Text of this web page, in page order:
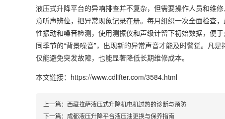
液压式升降平台的异响排查并不复杂，但需要操作人员和维
意听声辨位，把异常现象记录在册。每月组织一次全面检查
性振动和噪音检测，使用测振仪和声级计留下初始数据，便
同季节的“背景噪音”，出现新的异常声音才能及时警觉。凡
仅能避免突发故障，也能显著降低长期维修成本。
本文链接：https://www.cdlifter.com/3584.html
上一篇： 西藏拉萨液压式升降机电机过热的诊断与预防
下一篇： 成都液压升降平台液压油更换与保养指南